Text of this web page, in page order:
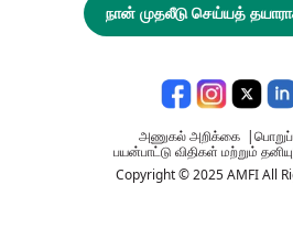
நான் முதலீடு செய்யத்
அணுகல் அறிக்கை |
பயன்பாட்டு விதிகள் மற்றும்
Copyright © 2025 AMFI All